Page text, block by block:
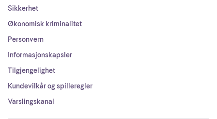
Sikkerhet
Økonomisk kriminalitet
Personvern
Informasjonskapsler
Tilgjengelighet
Kundevilkår og spilleregler
Varslingskanal